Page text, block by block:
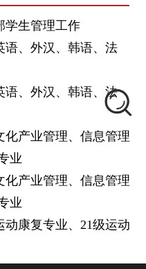
生管理工作
、外汉、 韩语、法
、 外汉 、韩语、法
产业管理、信息管理
业
化产业管理、信息管理
业
动康复专业、21级运动